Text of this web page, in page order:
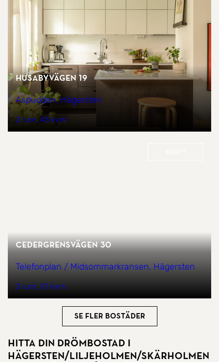
Husabyvägen 19
Aspudden, Hägersten
2 rum 45 kvm
Cedergrensvägen 30
Telefonplan / Midsommarkransen, Hägersten
3 rum 57 kvm
Se fler bostäder
Hitta Din Drömbostad i
Hägersten/Liljeholmen/Skärholmen